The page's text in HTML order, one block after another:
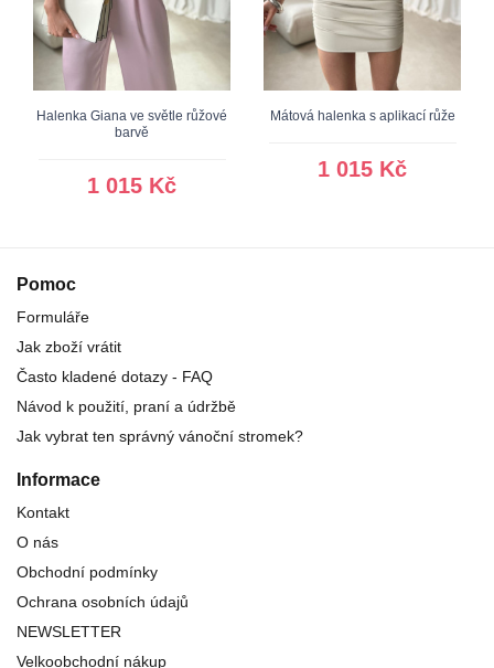
Halenka Giana ve světle růžové
barvě
1 015 Kč
Mátová halenka s aplikací růže
1 015 Kč
Pomoc
Formuláře
Jak zboží vrátit
Často kladené dotazy - FAQ
Návod k použití, praní a údržbě
Jak vybrat ten správný vánoční stromek?
Informace
Kontakt
O nás
Obchodní podmínky
Ochrana osobních údajů
NEWSLETTER
Velkoobchodní nákup